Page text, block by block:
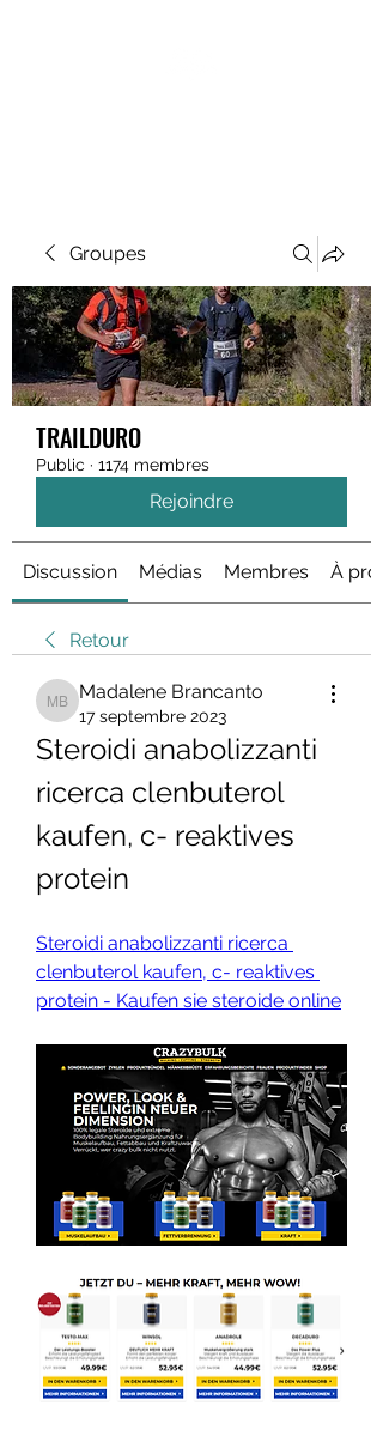
Groupes
TRAILDURO
Public · 1174 membres
Rejoindre
Discussion Médias Membres À
Retour
Madalene Brancanto
Madalene Brancanto
17 septembre 2023
Steroidi anabolizzanti
ricerca clenbuterol
kaufen, c- reaktives
protein
Steroidi anabolizzanti ricerca
clenbuterol kaufen, c- reaktives
protein - Kaufen sie steroide online